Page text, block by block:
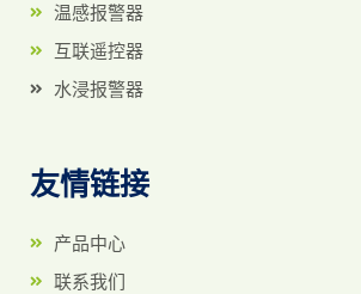
温感报警器
互联遥控器
水浸报警器
友情链接
产品中心
联系我们